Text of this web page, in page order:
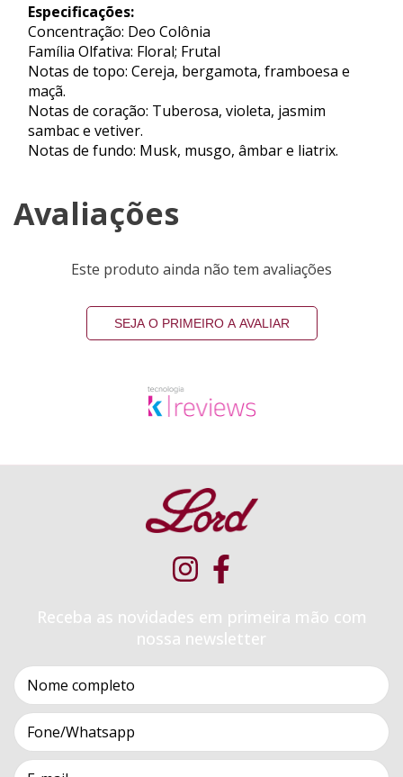
Especificações:
Concentração: Deo Colônia
Família Olfativa: Floral; Frutal
Notas de topo: Cereja, bergamota, framboesa e
maçã.
Notas de coração: Tuberosa, violeta, jasmim
sambac e vetiver.
Notas de fundo: Musk, musgo, âmbar e liatrix.
Avaliações
Este produto ainda não tem avaliações
SEJA O PRIMEIRO A AVALIAR
Receba as novidades em primeira mão com
nossa newsletter